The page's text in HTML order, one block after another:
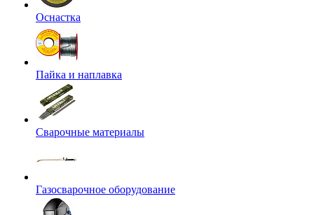
Оснастка
Пайка и наплавка
Сварочные материалы
Газосварочное оборудование